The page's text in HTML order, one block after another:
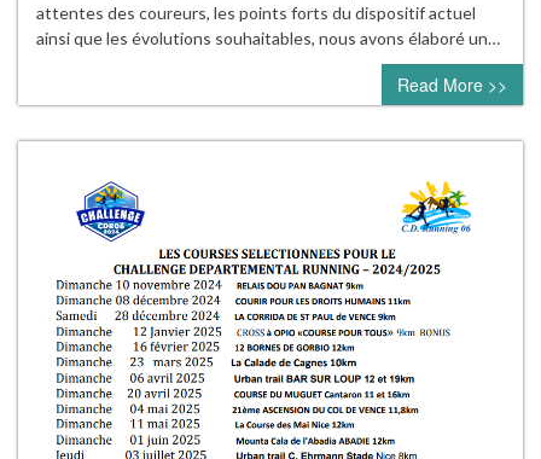
attentes des coureurs, les points forts du dispositif actuel
ainsi que les évolutions souhaitables, nous avons élaboré un…
Read More >>